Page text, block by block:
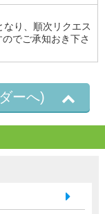
り、順次リクエス
でご承知おき下さ
ーへ)